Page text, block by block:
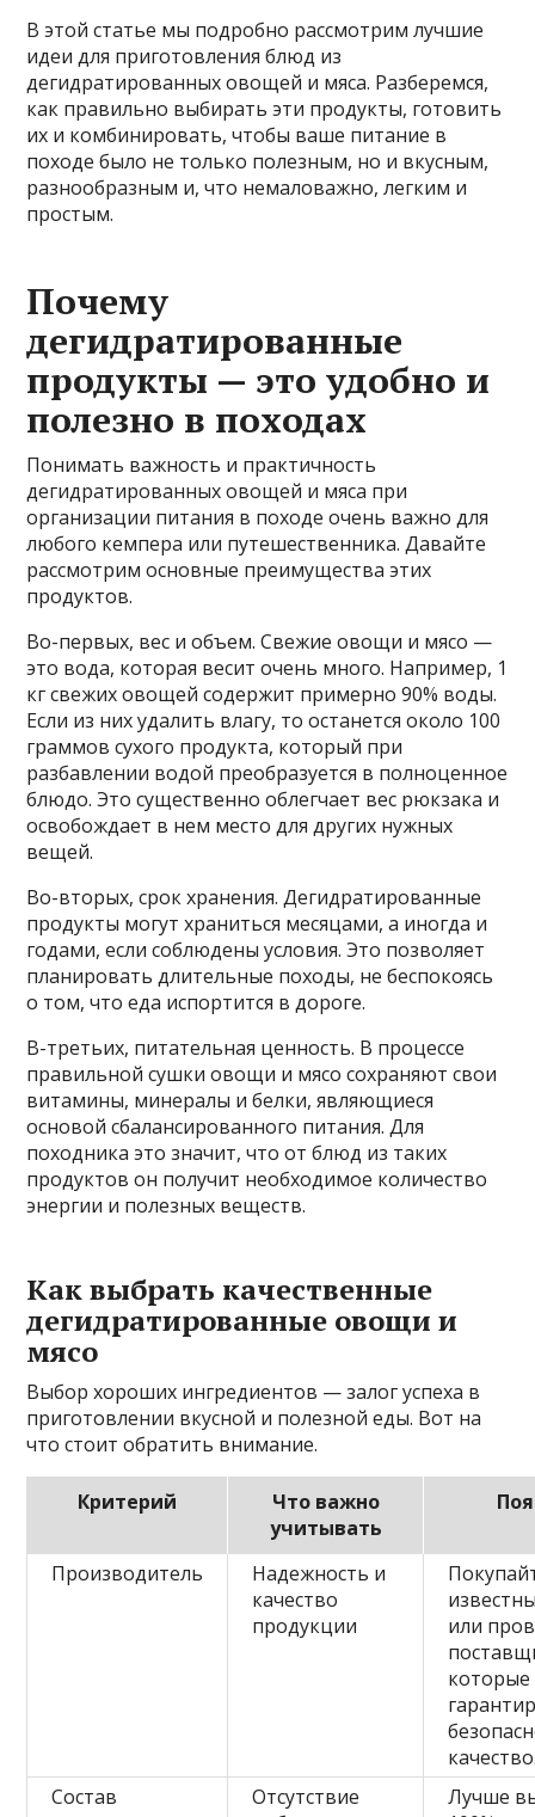
В этой статье мы подробно рассмотрим лучшие
идеи для приготовления блюд из
дегидратированных овощей и мяса. Разберемся,
как правильно выбирать эти продукты, готовить
их и комбинировать, чтобы ваше питание в
походе было не только полезным, но и вкусным,
разнообразным и, что немаловажно, легким и
простым.
Почему
дегидратированные
продукты — это удобно и
полезно в походах
Понимать важность и практичность
дегидратированных овощей и мяса при
организации питания в походе очень важно для
любого кемпера или путешественника. Давайте
рассмотрим основные преимущества этих
продуктов.
Во-первых, вес и объем. Свежие овощи и мясо —
это вода, которая весит очень много. Например, 1
кг свежих овощей содержит примерно 90% воды.
Если из них удалить влагу, то останется около 100
граммов сухого продукта, который при
разбавлении водой преобразуется в полноценное
блюдо. Это существенно облегчает вес рюкзака и
освобождает в нем место для других нужных
вещей.
Во-вторых, срок хранения. Дегидратированные
продукты могут храниться месяцами, а иногда и
годами, если соблюдены условия. Это позволяет
планировать длительные походы, не беспокоясь
о том, что еда испортится в дороге.
В-третьих, питательная ценность. В процессе
правильной сушки овощи и мясо сохраняют свои
витамины, минералы и белки, являющиеся
основой сбалансированного питания. Для
походника это значит, что от блюд из таких
продуктов он получит необходимое количество
энергии и полезных веществ.
Как выбрать качественные
дегидратированные овощи и
мясо
Выбор хороших ингредиентов — залог успеха в
приготовлении вкусной и полезной еды. Вот на
что стоит обратить внимание.
Критерий
Что важно
учитывать
Производитель
Надежность и
качество
продукции
или
которые
Состав
Отсутствие
Лучше